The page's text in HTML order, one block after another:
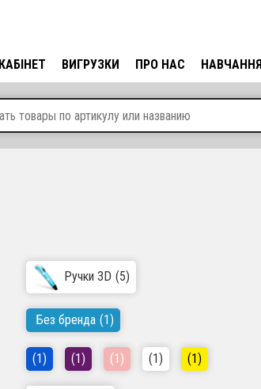
КАБІНЕТ ВИГРУЗКИ ПРО НАС НАВЧАННЯ
Ручки 3D (5)
Без бренда (1)
(1) (1) (1) (1) (1)